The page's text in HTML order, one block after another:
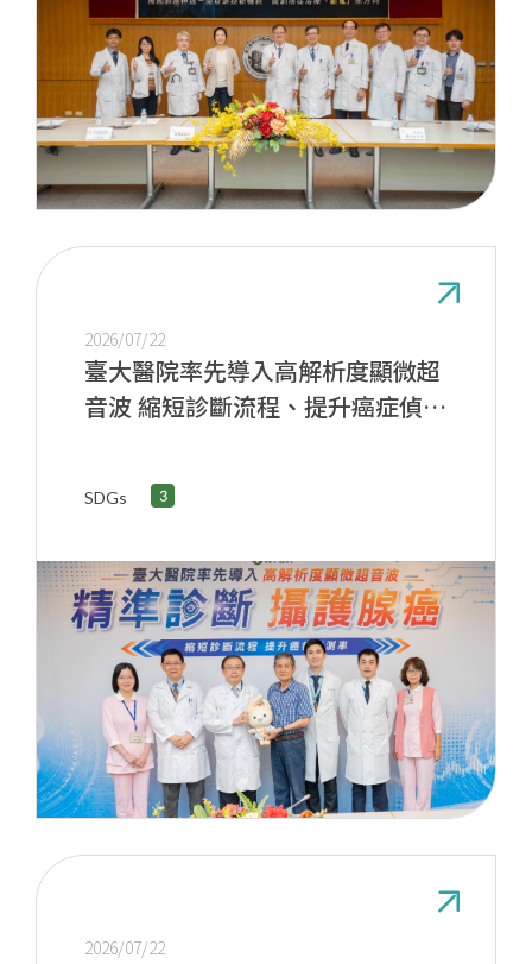
2026/07/22
臺大醫院率先導入高解析度顯微超
音波 縮短診斷流程、提升癌症偵測
SDGs
2026/07/22